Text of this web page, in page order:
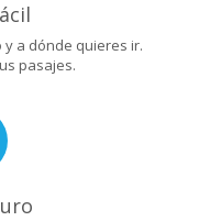
a dónde quieres ir.
pasajes.